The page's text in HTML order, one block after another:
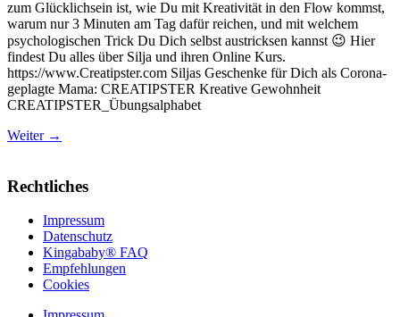
zum Glücklichsein ist, wie Du mit Kreativität in den Flow kommst,
warum nur 3 Minuten am Tag dafür reichen, und mit welchem
psychologischen Trick Du Dich selbst austricksen kannst 😉 Hier
findest Du alles über Silja und ihren Online Kurs.
https://www.Creatipster.com Siljas Geschenke für Dich als Corona-
geplagte Mama: CREATIPSTER Kreative Gewohnheit
CREATIPSTER_Übungsalphabet
Weiter →
Rechtliches
Impressum
Datenschutz
Kingababy® FAQ
Empfehlungen
Cookies